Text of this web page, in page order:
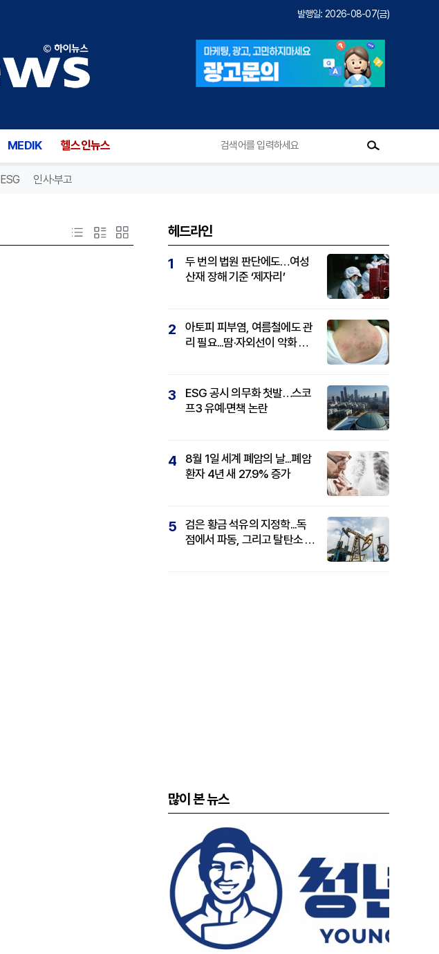
발행일: 2026-08-07(금)
MEDIK 헬스인뉴스
ESG 인사·부고
헤드라인
1
두 번의 법원 판단에도…여성
산재 장해 기준 ‘제자리’
2
아토피 피부염, 여름철에도 관
리 필요...땀·자외선이 악화 요
3
ESG 공시 의무화 첫발…스코
프3 유예·면책 논란
4
8월 1일 세계 폐암의 날...폐암
환자 4년 새 27.9% 증가
5
검은 황금 석유의 지정학...독
점에서 파동, 그리고 탈탄소 패
많이 본 뉴스